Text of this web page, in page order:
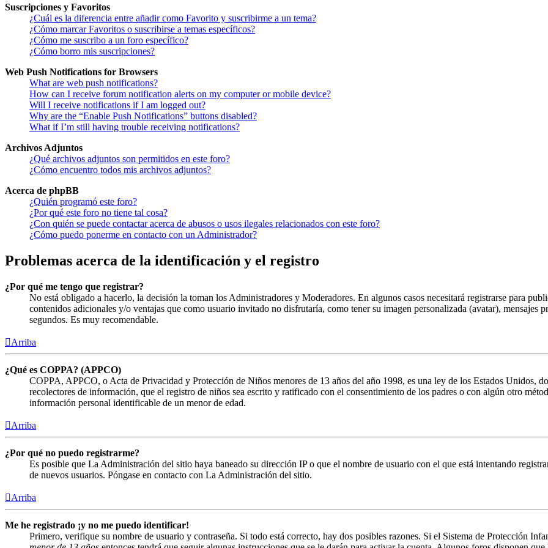
Suscripciones y Favoritos
¿Cuál es la diferencia entre añadir como Favorito y suscribirme a un tema?
¿Cómo marcar Favoritos o suscribirse a temas específicos?
¿Cómo me suscribo a un foro específico?
¿Cómo borro mis suscripciones?
Web Push Notifications for Browsers
What are web push notifications?
How can I receive forum notification alerts on my computer or mobile device?
Will I receive notifications if I am logged out?
Why are the “Enable Push Notifications” buttons disabled?
What if I’m still having trouble receiving notifications?
Archivos Adjuntos
¿Qué archivos adjuntos son permitidos en este foro?
¿Cómo encuentro todos mis archivos adjuntos?
Acerca de phpBB
¿Quién programó este foro?
¿Por qué este foro no tiene tal cosa?
¿Con quién se puede contactar acerca de abusos o usos ilegales relacionados con este foro?
¿Cómo puedo ponerme en contacto con un Administrador?
Problemas acerca de la identificación y el registro
¿Por qué me tengo que registrar?
No está obligado a hacerlo, la decisión la toman los Administradores y Moderadores. En algunos casos necesitará registrarse para
contenidos adicionales y/o ventajas que como usuario invitado no disfrutaría, como tener su imagen personalizada (avatar), mensajes
segundos. Es muy recomendable.
Arriba
¿Qué es COPPA? (APPCO)
COPPA, APPCO, o Acta de Privacidad y Protección de Niños menores de 13 años del año 1998, es una ley de los Estados Unidos,
recolectores de información, que el registro de niños sea escrito y ratificado con el consentimiento de los padres o con algún otro
información personal identificable de un menor de edad.
Arriba
¿Por qué no puedo registrarme?
Es posible que La Administración del sitio haya baneado su dirección IP o que el nombre de usuario con el que está intentando
de nuevos usuarios. Póngase en contacto con La Administración del sitio.
Arriba
Me he registrado ¡y no me puedo identificar!
Primero, verifique su nombre de usuario y contraseña. Si todo está correcto, hay dos posibles razones. Si el Sistema de Protección